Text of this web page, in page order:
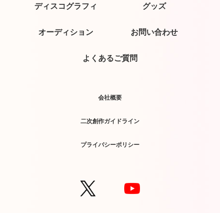
ディスコグラフィ グッズ
オーディション お問い合わせ
よくあるご質問
会社概要
二次創作ガイドライン
プライバシーポリシー